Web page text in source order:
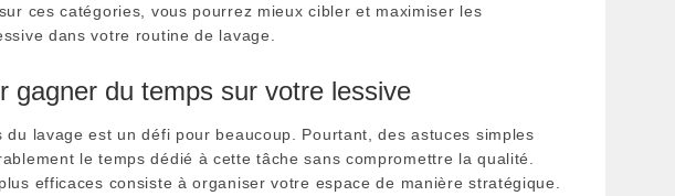
ces catégories, vous pourrez mieux cibler et maximiser les
dans votre routine de lavage.
gagner du temps sur votre lessive
du lavage est un défi pour beaucoup. Pourtant, des astuces simples
le temps dédié à cette tâche sans compromettre la qualité.
efficaces consiste à organiser votre espace de manière stratégique.